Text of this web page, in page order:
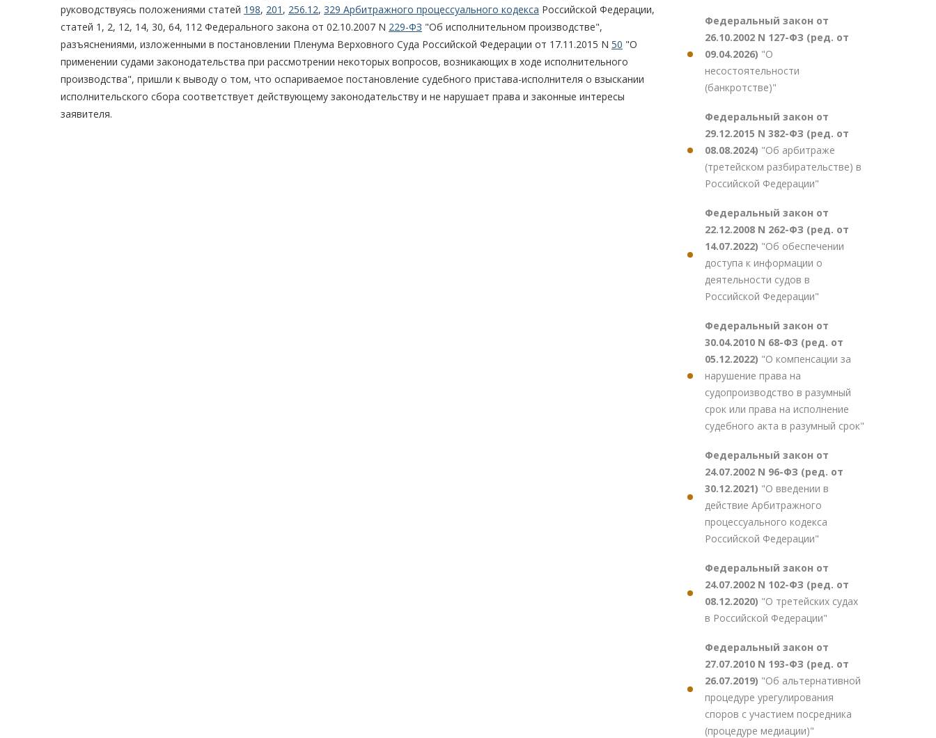
руководствуясь положениями статей 198, 201 , 256.12, 329 Арбитражного процессуального кодекса Российской Федерации,
статей 1, 2, 12, 14, 30, 64, 112 Федерального закона от 02.10.2007 N 229-ФЗ "Об исполнительном производстве",
разъяснениями, изложенными в постановлении Пленума Верховного Суда Российской Федерации от 17.11.2015 N 50 "О
применении судами законодательства при рассмотрении некоторых вопросов, возникающих в ходе исполнительного
производства", пришли к выводу о том, что оспариваемое постановление судебного пристава-исполнителя о взыскании
исполнительского сбора соответствует действующему законодательству и не нарушает права и законные интересы
заявителя.
Федеральный закон от
26.10.2002 N 127-ФЗ (ред. от
09.04.2026) "О
несостоятельности
(банкротстве)"
Федеральный закон от
29.12.2015 N 382-ФЗ (ред. от
08.08.2024) "Об арбитраже
(третейском разбирательстве) в
Российской Федерации"
Федеральный закон от
22.12.2008 N 262-ФЗ (ред. от
14.07.2022) "Об обеспечении
доступа к информации о
деятельности судов в
Российской Федерации"
Федеральный закон от
30.04.2010 N 68-ФЗ (ред. от
05.12.2022) "О компенсации за
нарушение права на
судопроизводство в разумный
срок или права на исполнение
судебного акта в разумный срок"
Федеральный закон от
24.07.2002 N 96-ФЗ (ред. от
30.12.2021) "О введении в
действие Арбитражного
процессуального кодекса
Российской Федерации"
Федеральный закон от
24.07.2002 N 102-ФЗ (ред. от
08.12.2020) "О третейских судах
в Российской Федерации"
Федеральный закон от
27.07.2010 N 193-ФЗ (ред. от
26.07.2019) "Об альтернативной
процедуре урегулирования
споров с участием посредника
(процедуре медиации)"